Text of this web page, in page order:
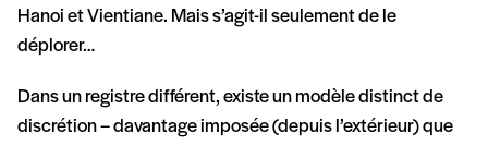
Hanoi et Vientiane. Mais s’agit-il seulement de le
déplorer…
Dans un registre différent, existe un modèle distinct de
discrétion – davantage imposée (depuis l’extérieur) que